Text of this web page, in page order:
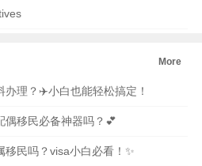
More
理？✈️小白也能轻松搞定！
偶移民必备神器吗？💕
民吗？visa小白必看！✨